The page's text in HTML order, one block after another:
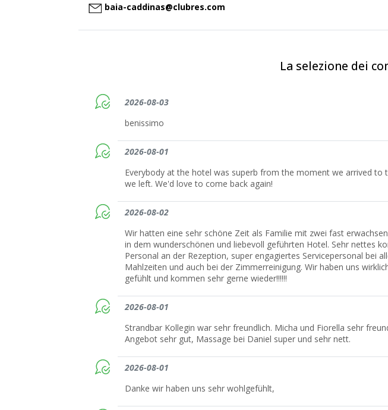
baia-caddinas@clubres.com
La selezione dei
2026-08-03
benissimo
2026-08-01
Everybody at the hotel was superb from the moment we arrived to
we left. We'd love to come back again!
2026-08-02
Wir hatten eine sehr schöne Zeit als Familie mit zwei fast
in dem wunderschönen und liebevoll geführten Hotel. Sehr nettes
Personal an der Rezeption, super engagiertes Servicepersonal bei
Mahlzeiten und auch bei der Zimmerreinigung. Wir haben uns
gefühlt und kommen sehr gerne wieder!!!!!!
2026-08-01
Strandbar Kollegin war sehr freundlich. Micha und Fiorella sehr
Angebot sehr gut, Massage bei Daniel super und sehr nett.
2026-08-01
Danke wir haben uns sehr wohlgefühlt,